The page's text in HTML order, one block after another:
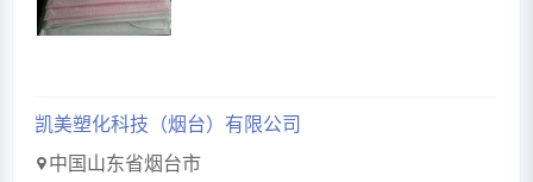
凯美塑化科技（烟台）有限公司
中国山东省烟台市